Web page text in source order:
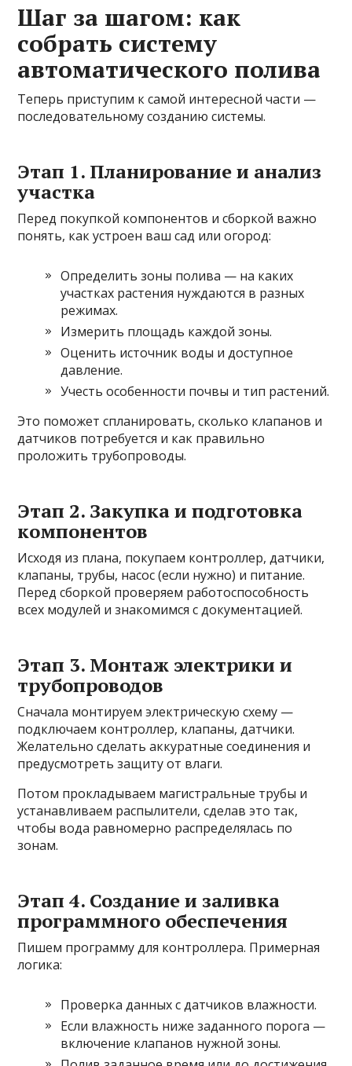
Шаг за шагом: как
собрать систему
автоматического полива
Теперь приступим к самой интересной части —
последовательному созданию системы.
Этап 1. Планирование и анализ
участка
Перед покупкой компонентов и сборкой важно
понять, как устроен ваш сад или огород:
Определить зоны полива — на каких
участках растения нуждаются в разных
режимах.
Измерить площадь каждой зоны.
Оценить источник воды и доступное
давление.
Учесть особенности почвы и тип растений.
Это поможет спланировать, сколько клапанов и
датчиков потребуется и как правильно
проложить трубопроводы.
Этап 2. Закупка и подготовка
компонентов
Исходя из плана, покупаем контроллер, датчики,
клапаны, трубы, насос (если нужно) и питание.
Перед сборкой проверяем работоспособность
всех модулей и знакомимся с документацией.
Этап 3. Монтаж электрики и
трубопроводов
Сначала монтируем электрическую схему —
подключаем контроллер, клапаны, датчики.
Желательно сделать аккуратные соединения и
предусмотреть защиту от влаги.
Потом прокладываем магистральные трубы и
устанавливаем распылители, сделав это так,
чтобы вода равномерно распределялась по
зонам.
Этап 4. Создание и заливка
программного обеспечения
Пишем программу для контроллера. Примерная
логика:
Проверка данных с датчиков влажности.
Если влажность ниже заданного порога —
включение клапанов нужной зоны.